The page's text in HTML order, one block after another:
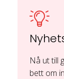
Nå ut till
bett om